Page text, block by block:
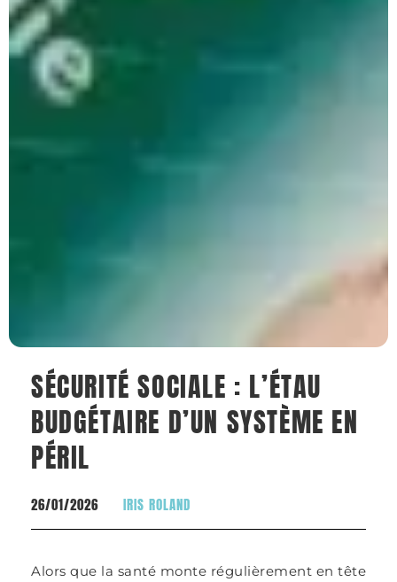
SÉCURITÉ SOCIALE : L’ÉTAU
BUDGÉTAIRE D’UN SYSTÈME EN
PÉRIL
26/01/2026 IRIS ROLAND
Alors que la santé monte régulièrement en tête